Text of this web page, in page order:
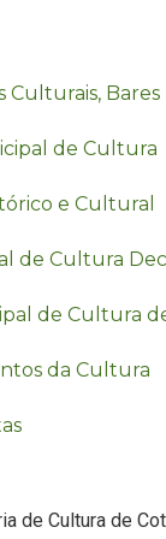
Culturais, Bares
de Cultura
e Cultural
de Cultura
de Cultura
da Cultura
de Cultura de